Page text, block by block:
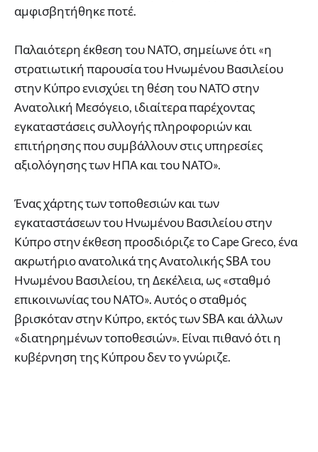
αμφισβητήθηκε ποτέ.
Παλαιότερη έκθεση του ΝΑΤΟ, σημείωνε ότι «η
στρατιωτική παρουσία του Ηνωμένου Βασιλείου
στην Κύπρο ενισχύει τη θέση του ΝΑΤΟ στην
Ανατολική Μεσόγειο, ιδιαίτερα παρέχοντας
εγκαταστάσεις συλλογής πληροφοριών και
επιτήρησης που συμβάλλουν στις υπηρεσίες
αξιολόγησης των ΗΠΑ και του ΝΑΤΟ».
Ένας χάρτης των τοποθεσιών και των
εγκαταστάσεων του Ηνωμένου Βασιλείου στην
Κύπρο στην έκθεση προσδιόριζε το Cape Greco, ένα
ακρωτήριο ανατολικά της Ανατολικής SBA του
Ηνωμένου Βασιλείου, τη Δεκέλεια, ως «σταθμό
επικοινωνίας του ΝΑΤΟ». Αυτός ο σταθμός
βρισκόταν στην Κύπρο, εκτός των SBA και άλλων
«διατηρημένων τοποθεσιών». Είναι πιθανό ότι η
κυβέρνηση της Κύπρου δεν το γνώριζε.